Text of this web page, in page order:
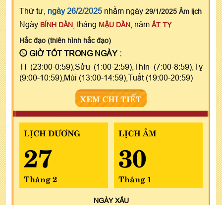
Thứ tư, ngày 26/2/2025 nhằm ngày 29/1/2025 Âm lịch
Ngày BÍNH DẦN , tháng MẬU DẦN , năm ẤT TỴ
Hắc đạo (thiên hình hắc đạo)
GIỜ TỐT TRONG NGÀY :
Tí (23:00-0:59),Sửu (1:00-2:59),Thìn (7:00-8:59),Tỵ
(9:00-10:59),Mùi (13:00-14:59),Tuất (19:00-20:59)
XEM CHI TIẾT
LỊCH DƯƠNG
27
Tháng 2
LỊCH ÂM
30
Tháng 1
NGÀYXẤU